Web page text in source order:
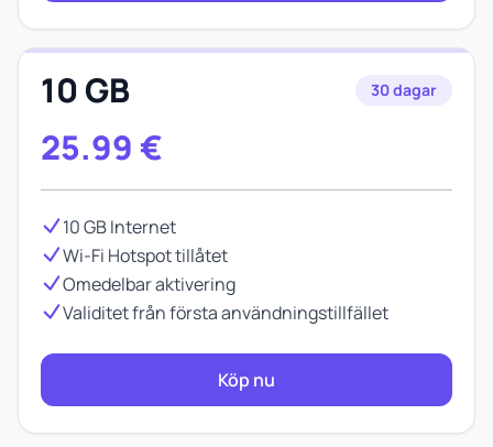
10 GB 30 dagar
25.99 €
10 GB Internet
Wi-Fi Hotspot tillåtet
Omedelbar aktivering
Validitet från första användningstillfället
Köp nu